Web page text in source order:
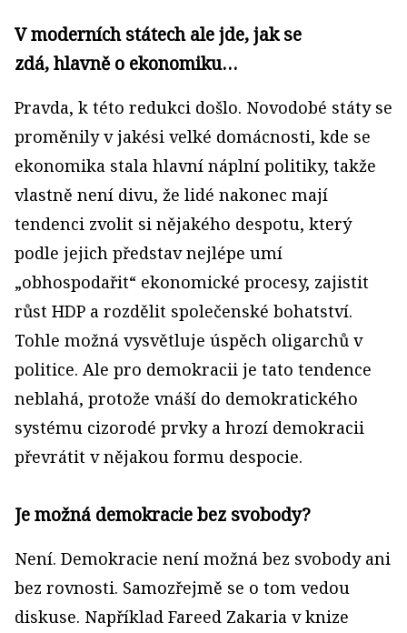
V moderních státech ale jde, jak se
zdá, hlavně o ekonomiku…
Pravda, k této redukci došlo. Novodobé státy se
proměnily v jakési velké domácnosti, kde se
ekonomika stala hlavní náplní politiky, takže
vlastně není divu, že lidé nakonec mají
tendenci zvolit si nějakého despotu, který
podle jejich představ nejlépe umí
„obhospodařit“ ekonomické procesy, zajistit
růst HDP a rozdělit společenské bohatství.
Tohle možná vysvětluje úspěch oligarchů v
politice. Ale pro demokracii je tato tendence
neblahá, protože vnáší do demokratického
systému cizorodé prvky a hrozí demokracii
převrátit v nějakou formu despocie.
Je možná demokracie bez svobody?
Není. Demokracie není možná bez svobody ani
bez rovnosti. Samozřejmě se o tom vedou
diskuse. Například Fareed Zakaria v knize